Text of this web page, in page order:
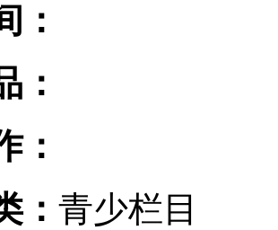
：
青少栏目